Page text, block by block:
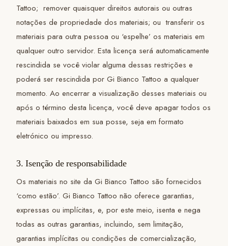
Tattoo; remover quaisquer direitos autorais ou outras
notações de propriedade dos materiais; ou transferir os
materiais para outra pessoa ou ‘espelhe’ os materiais em
qualquer outro servidor. Esta licença será automaticamente
rescindida se você violar alguma dessas restrições e
poderá ser rescindida por Gi Bianco Tattoo a qualquer
momento. Ao encerrar a visualização desses materiais ou
após o término desta licença, você deve apagar todos os
materiais baixados em sua posse, seja em formato
eletrónico ou impresso.
3. Isenção de responsabilidade
Os materiais no site da Gi Bianco Tattoo são fornecidos
‘como estão’. Gi Bianco Tattoo não oferece garantias,
expressas ou implícitas, e, por este meio, isenta e nega
todas as outras garantias, incluindo, sem limitação,
garantias implícitas ou condições de comercialização,